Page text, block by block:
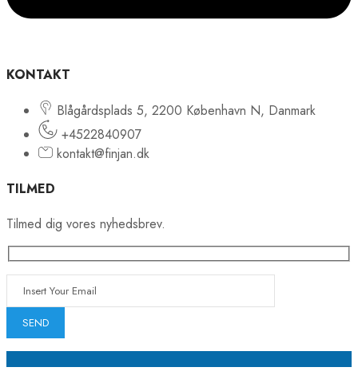
KONTAKT
Blågårdsplads 5, 2200 København N, Danmark
+4522840907
kontakt@finjan.dk
TILMED
Tilmed dig vores nyhedsbrev.